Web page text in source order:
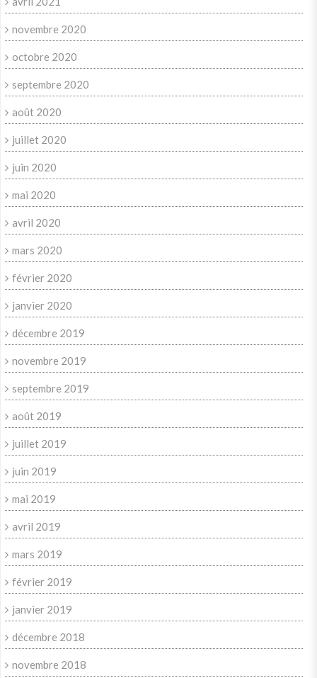
novembre 2020
octobre 2020
septembre 2020
août 2020
juillet 2020
juin 2020
mai 2020
avril 2020
mars 2020
février 2020
janvier 2020
décembre 2019
novembre 2019
septembre 2019
août 2019
juillet 2019
juin 2019
mai 2019
avril 2019
mars 2019
février 2019
janvier 2019
décembre 2018
novembre 2018